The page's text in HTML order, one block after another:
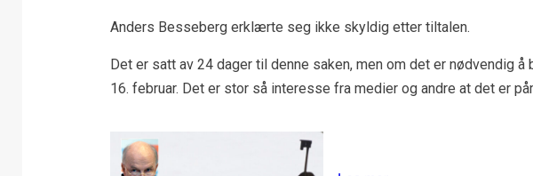
Anders Besseberg erklærte seg ikke skyldig etter tiltalen.
Det er satt av 24 dager til denne saken, men om det er nødvendig
16. februar. Det er stor så interesse fra medier og andre at det er